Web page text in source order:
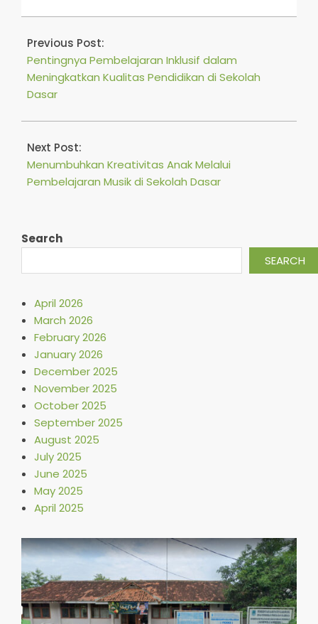
2025-
26
Previous Post:
Pentingnya Pembelajaran Inklusif dalam
Meningkatkan Kualitas Pendidikan di Sekolah
Dasar
Next Post:
Menumbuhkan Kreativitas Anak Melalui
Pembelajaran Musik di Sekolah Dasar
Search
SEARCH
April 2026
March 2026
February 2026
January 2026
December 2025
November 2025
October 2025
September 2025
August 2025
July 2025
June 2025
May 2025
April 2025